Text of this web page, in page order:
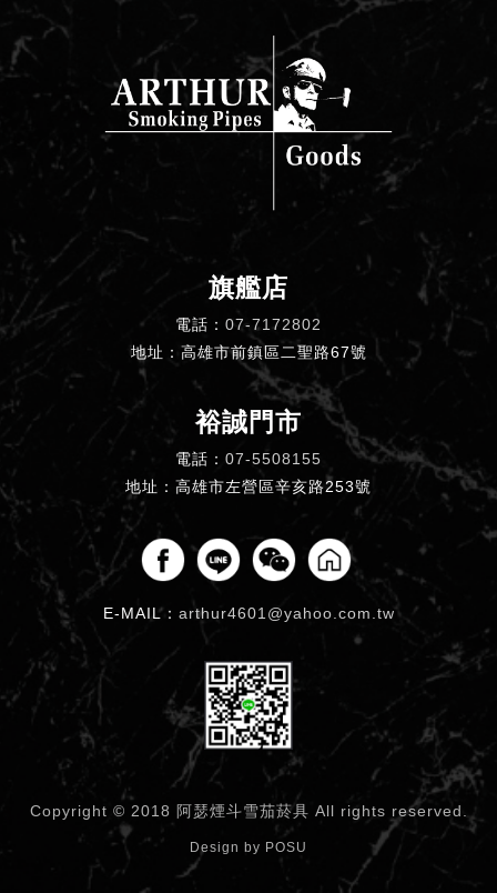
旗艦店
電話： 07-7172802
地址：高雄市前鎮區二聖路67號
裕誠門市
電話： 07-5508155
地址：高雄市左營區辛亥路253號
E-MAIL： arthur4601@yahoo.com.tw
Copyright © 2018 阿瑟煙斗雪茄菸具 All rights reserved.
Design by POSU